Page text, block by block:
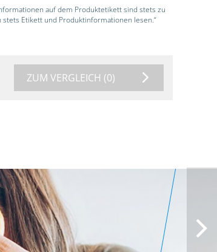
auf dem Produktetikett sind stets zu
Etikett und Produktinformationen lesen.“
ZUM VERGLEICH (0)